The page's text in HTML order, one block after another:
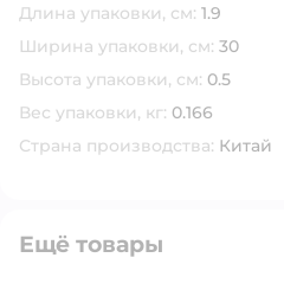
Длина упаковки, см: 1.9
Ширина упаковки, см: 30
Высота упаковки, см: 0.5
Вес упаковки, кг: 0.166
Страна производства: Китай
Ещё товары